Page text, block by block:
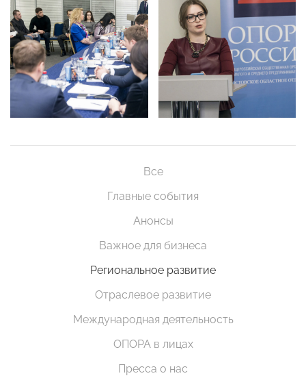
Все
Главные события
Анонсы
Важное для бизнеса
Региональное развитие
Отраслевое развитие
Международная деятельность
ОПОРА в лицах
Пресса о нас